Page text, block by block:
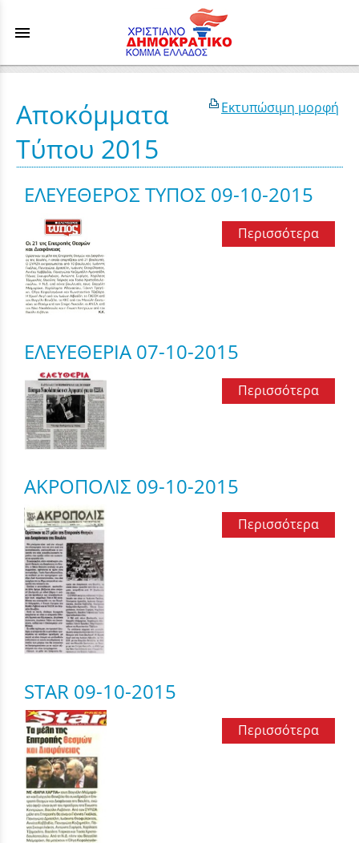
menu
Εκτυπώσιμη μορφή
Αποκόμματα
Τύπου 2015
ΕΛΕΥΕΘΕΡΟΣ ΤΥΠΟΣ 09-10-2015
Περισσότερα
ΕΛΕΥΕΘΕΡΙΑ 07-10-2015
Περισσότερα
ΑΚΡΟΠΟΛΙΣ 09-10-2015
Περισσότερα
STAR 09-10-2015
Περισσότερα